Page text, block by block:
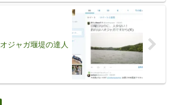
オジャガ堰堤の達人